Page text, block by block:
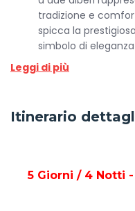
tradizione e
spicca la prestigiosa
simbolo di
Gli spazi esterni della
davanti agli occhi i
bordo si trovano
livello.
Leggi di più
Itinerario
5 Giorni / 4 Notti -